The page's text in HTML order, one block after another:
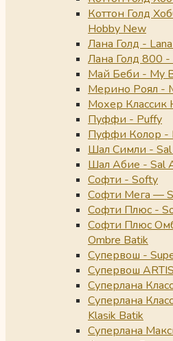
Коттон Голд
Hobby New
Лана Голд -
Лана Голд 800 -
Май Беби - My
Мерино Роял -
Мохер Классик
Пуффи - Puffy
Пуффи Колор -
Шал Симли - Sal
Шал Абие - Sal
Софти - Softy
Софти Мега —
Софти Плюс -
Софти Плюс
Ombre Batik
Супервош -
Супервош
Суперлана
Суперлана
Klasik Batik
Суперлана